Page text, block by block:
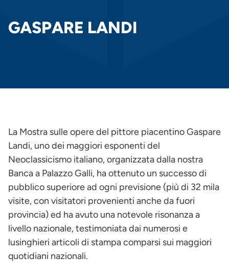
PANE
GASPARE LANDI
La Mostra sulle opere del pittore piacentino Gaspare
Landi, uno dei maggiori esponenti del
Neoclassicismo italiano, organizzata dalla nostra
Banca a Palazzo Galli, ha ottenuto un successo di
pubblico superiore ad ogni previsione (più di 32 mila
visite, con visitatori provenienti anche da fuori
provincia) ed ha avuto una notevole risonanza a
livello nazionale, testimoniata dai numerosi e
lusinghieri articoli di stampa comparsi sui maggiori
quotidiani nazionali.